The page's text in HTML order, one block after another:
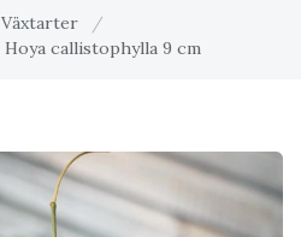
Växtarter
/
Hoya callistophylla 9 cm